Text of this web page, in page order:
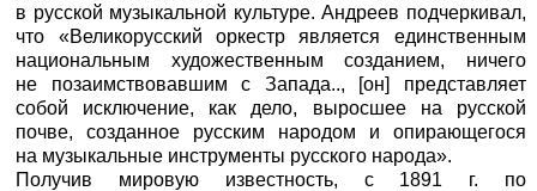
в русской музыкальной культуре. Андреев подчеркивал,
что «Великорусский оркестр является единственным
национальным художественным созданием, ничего
не позаимствовавшим с Запада.., [он] представляет
собой исключение, как дело, выросшее на русской
почве, созданное русским народом и опирающегося
на музыкальные инструменты русского народа».
Получив мировую известность, с 1891 г. по